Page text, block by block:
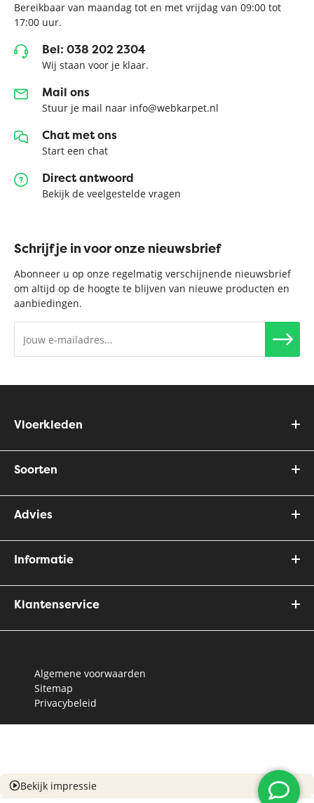
Bereikbaar van maandag tot en met vrijdag van 09:00 tot
17:00 uur.
Bel: 038 202 2304
Wij staan voor je klaar.
Mail ons
Stuur je mail naar info@webkarpet.nl
Chat met ons
Start een chat
Direct antwoord
Bekijk de veelgestelde vragen
Schrijf je in voor onze nieuwsbrief
Abonneer u op onze regelmatig verschijnende nieuwsbrief
om altijd op de hoogte te blijven van nieuwe producten en
aanbiedingen.
Vloerkleden
Soorten
Advies
Informatie
Klantenservice
Algemene voorwaarden
Sitemap
Privacybeleid
Bekijk impressie